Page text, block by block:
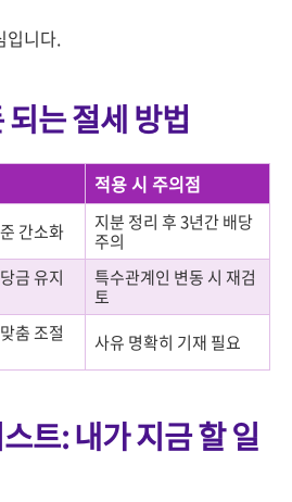
입니다.
는 절세 방법
적용 시 주의점
간소화
지분 정리 후 3년간 배당
주의
금 유지
특수관계인 변동 시 재검
토
춤 조절
사유 명확히 기재 필요
트: 내가 지금 할 일